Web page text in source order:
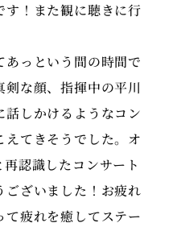
す！また観に聴きに行
っという間の時間で
剣な顔、指揮中の平川
しかけるようなコン
てきそうでした。オ
認識したコンサート
ざいました！お疲れ
疲れを癒してステー